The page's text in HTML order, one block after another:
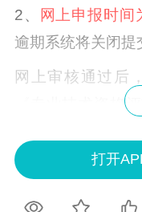
2、
网上申报时间
逾期系统将关闭提
网上审核通过后
《专业技术资格
封底应为“评审、
打开